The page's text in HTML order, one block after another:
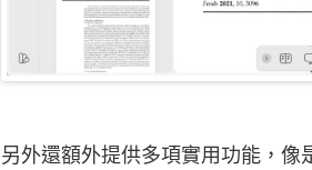
另外還額外提供多項實用功能，像